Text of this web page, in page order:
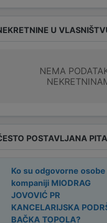
U
NEMA
POSTAVLJANA
Ko su odgovorne osobe
kompaniji MIODRAG
JOVOVIĆ PR
KANCELARIJSKA
BAČKA TOPOLA?